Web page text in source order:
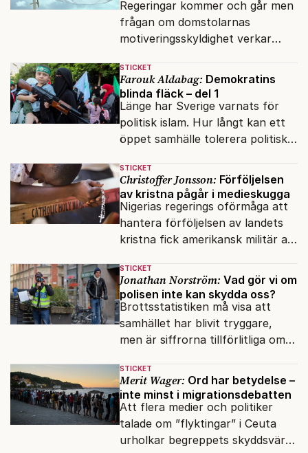
Regeringar kommer och går men
frågan om domstolarnas
motiveringsskyldighet verkar
dagordningen.
STICKET
Farouk Aldabag: Demokratins
blinda fläck – del 1
Länge har Sverige varnats för
politisk islam. Hur långt kan ett
öppet samhälle tolerera politiska
inifrån?
STICKET
Christoffer Jonsson: Förföljelsen
av kristna pågår i medieskugga
Nigerias regerings oförmåga att
hantera förföljelsen av landets
kristna fick amerikansk militär att
milisen.
STICKET
Jonathan Norström: Vad gör vi om
polisen inte kan skydda oss?
Brottsstatistiken må visa att
samhället har blivit tryggare,
men är siffrorna tillförlitliga om
anmäla brott?
STICKET
Merit Wager: Ord har betydelse –
inte minst i migrationsdebatten
Att flera medier och politiker
talade om ”flyktingar” i Ceuta
urholkar begreppets skyddsvärde